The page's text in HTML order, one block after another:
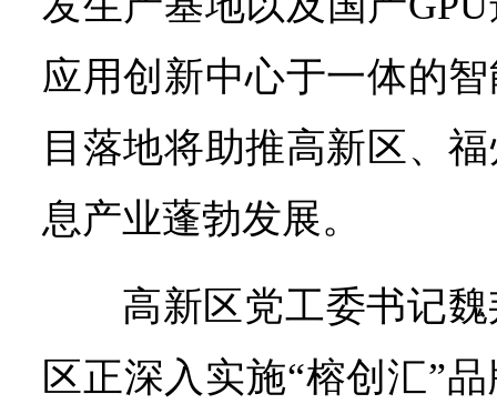
应用创新中心于一体的
目落地将助推高新区、
息产业蓬勃发展。
高新区党工委书记
区正深入实施“榕创汇”